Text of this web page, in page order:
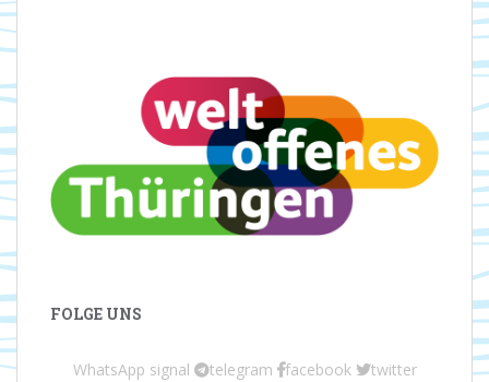
FOLGE UNS
WhatsApp signal telegram facebook twitter